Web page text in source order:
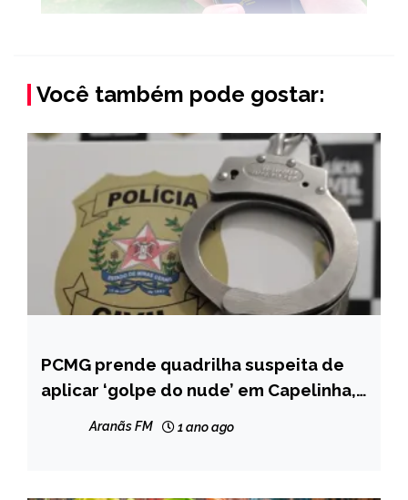
Você também pode gostar:
BRASIL
CAPELINHA
PCMG prende quadrilha suspeita de
aplicar ‘golpe do nude’ em Capelinha,
Aranãs FM 1 ano ago